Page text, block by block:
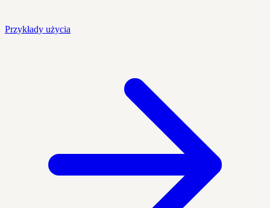
Przykłady użycia